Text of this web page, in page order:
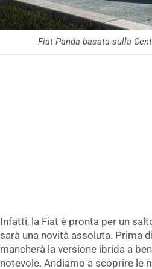
Fiat Panda basata sulla
Infatti, la Fiat è pronta per un
sarà una novità assoluta. Prima
mancherà la versione ibrida a
notevole. Andiamo a scoprire le